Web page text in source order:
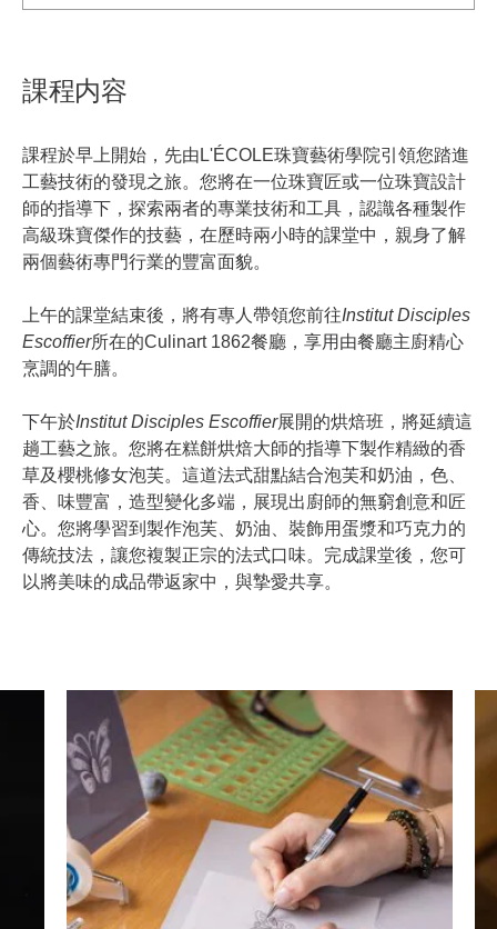
課程内容
課程於早上開始，先由L'ÉCOLE珠寶藝術學院引領您踏進
工藝技術的發現之旅。您將在一位珠寶匠或一位珠寶設計
師的指導下，探索兩者的專業技術和工具，認識各種製作
高級珠寶傑作的技藝，在歷時兩小時的課堂中，親身了解
兩個藝術專門行業的豐富面貌。
上午的課堂結束後，將有專人帶領您前往Institut Disciples
Escoffier所在的Culinart 1862餐廳，享用由餐廳主廚精心
烹調的午膳。
下午於Institut Disciples Escoffier展開的烘焙班，將延續這
趟工藝之旅。您將在糕餅烘焙大師的指導下製作精緻的香
草及櫻桃修女泡芙。這道法式甜點結合泡芙和奶油，色、
香、味豐富，造型變化多端，展現出廚師的無窮創意和匠
心。您將學習到製作泡芙、奶油、裝飾用蛋漿和巧克力的
傳統技法，讓您複製正宗的法式口味。完成課堂後，您可
以將美味的成品帶返家中，與摯愛共享。